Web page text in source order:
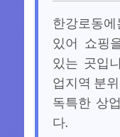
한강로동
있어 쇼핑
있는 곳입
업지역 분
독특한 상
다.